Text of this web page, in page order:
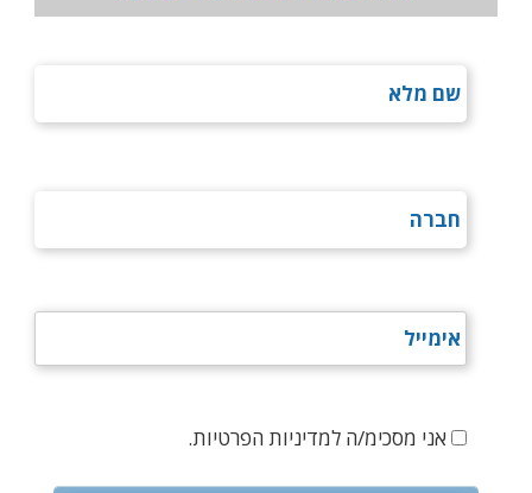
אני מסכימ/ה למדיניות הפרטיות.